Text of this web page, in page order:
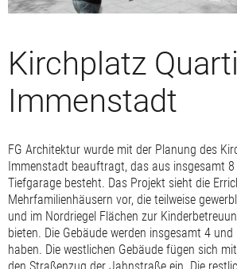
Kirchplatz
Immenstadt
FG Architektur wurde mit der Planung des
Immenstadt beauftragt, das aus insgesamt 8
Tiefgarage besteht. Das Projekt sieht die
Mehrfamilienhäusern vor, die teilweise
und im Nordriegel Flächen zur
bieten. Die Gebäude werden insgesamt 4
haben. Die westlichen Gebäude fügen sich